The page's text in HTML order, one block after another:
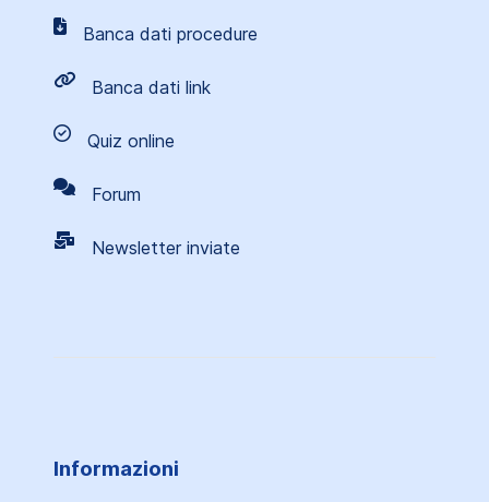
Banca dati procedure
Banca dati link
Quiz online
Forum
Newsletter inviate
Informazioni